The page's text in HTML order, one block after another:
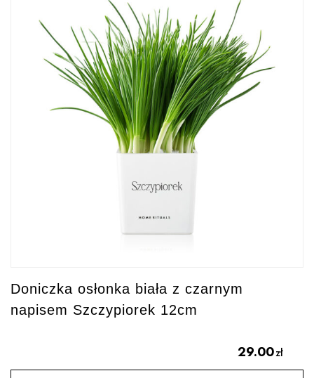
Doniczka osłonka biała z czarnym
napisem Szczypiorek 12cm
29.00zł